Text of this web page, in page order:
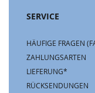
SERVICE
HÄUFIGE FRAGEN
ZAHLUNGSARTEN
LIEFERUNG*
RÜCKSENDUNGEN